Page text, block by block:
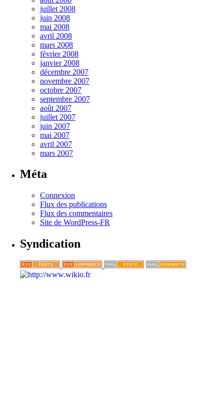
juillet 2008
juin 2008
mai 2008
avril 2008
mars 2008
février 2008
janvier 2008
décembre 2007
novembre 2007
octobre 2007
septembre 2007
août 2007
juillet 2007
juin 2007
mai 2007
avril 2007
mars 2007
Méta
Connexion
Flux des publications
Flux des commentaires
Site de WordPress-FR
Syndication